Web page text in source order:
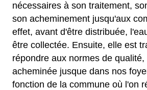
nécessaires à son traitement,
son acheminement jusqu'aux
effet, avant d'être distribuée,
être collectée. Ensuite, elle est
répondre aux normes de qualité,
acheminée jusque dans nos
fonction de la commune où l'on